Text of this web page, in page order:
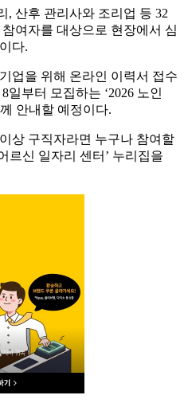
, 산후 관리사와 조리업 등 32
여자를 대상으로 현장에서 심
다.
업을 위해 온라인 이력서 접수
일부터 모집하는 ‘2026 노인
안내할 예정이다.
상 구직자라면 누구나 참여할
르신 일자리 센터’ 누리집을